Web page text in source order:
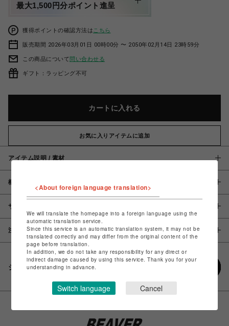
最大1,500円分ポイント進呈
獲得ポイントの確認方法は こちら
販売期間 2026年03月01日 00時00分 〜 2050年02月14日 23時59分
この商品について問い合わせる
ギフト：ラッピング不可
カートに入れる
お気に入りアイテムに追加
アイテム説明 / 素材
概要
サイズ
注意事項
シェアする
<About foreign language translation>
We will translate the homepage into a foreign language using the
automatic translation service.
Since this service is an automatic translation system, it may not be
translated correctly and may differ from the original content of the
page before translation.
In addition, we do not take any responsibility for any direct or
indirect damage caused by using this service. Thank you for your
understanding in advance.
Switch language Cancel